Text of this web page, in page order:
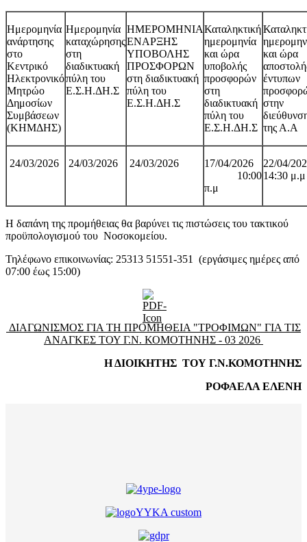
Ημερομηνία
ανάρτησης
στο
Κεντρικό
Ηλεκτρονικό
Μητρώο
Δημοσίων
Συμβάσεων
(ΚΗΜΔΗΣ)
Ημερομηνία
καταχώρησης
στη
διαδικτυακή
πύλη του
Ε.Σ.Η.ΔΗ.Σ
ΗΜΕΡΟΜΗΝΙΑ
ΕΝΑΡΞΗΣ
ΥΠΟΒΟΛΗΣ
ΠΡΟΣΦΟΡΩΝ
στη διαδικτυακή
πύλη του
Ε.Σ.Η.ΔΗ.Σ
Καταληκτική
ημερομηνία
και ώρα
υποβολής
προσφορών
στη
διαδικτυακή
πύλη του
Ε.Σ.Η.ΔΗ.Σ
και ώρα
έντυπων
στην
της Α.Α
24/03/2026 24/03/2026 24/03/2026
17/04/2026
10:00
π.μ
22/04/
14:30 μ.μ
Η δαπάνη της προμήθειας θα βαρύνει τις πιστώσεις του τακτικού
προϋπολογισμού του Νοσοκομείου.
Τηλέφωνο επικοινωνίας: 25313 51551-351 (εργάσιμες ημέρες από
07:00 έως 15:00)
ΔΙΑΓΩΝΙΣΜΟΣ ΓΙΑ ΤΗ ΠΡΟΜΗΘΕΙΑ "ΤΡΟΦΙΜΩΝ" ΓΙΑ ΤΙΣ
ΑΝΑΓΚΕΣ ΤΟΥ Γ.Ν. ΚΟΜΟΤΗΝΗΣ - 03 2026
Η ΔΙΟΙΚΗΤΗΣ ΤΟΥ Γ.Ν.ΚΟΜΟΤΗΝΗΣ
ΡΟΦΑΕΛΑ ΕΛΕΝΗ